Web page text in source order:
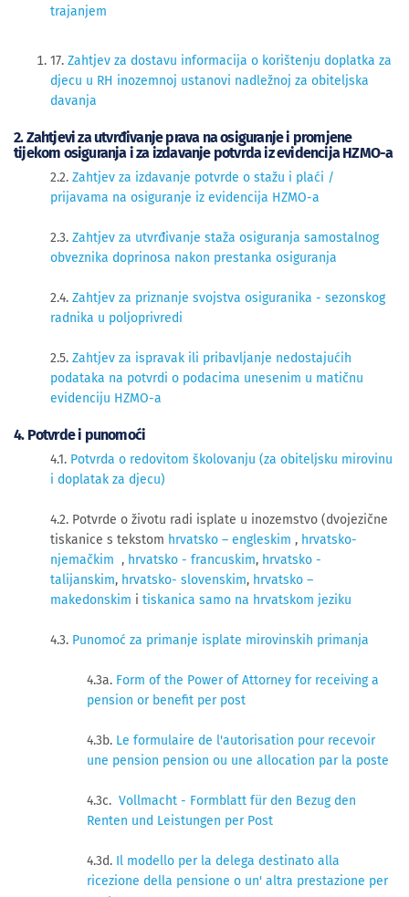
trajanjem
17. Zahtjev za dostavu informacija o korištenju doplatka za
djecu u RH inozemnoj ustanovi nadležnoj za obiteljska
davanja
2. Zahtjevi za utvrđivanje prava na osiguranje i promjene
tijekom osiguranja i za izdavanje potvrda iz evidencija HZMO-a
2​​.2. Zahtjev za izdavanje potvrde o stažu i plaći /
prijavama na osiguranje iz evidencija HZMO-a
2.3. Zahtjev za utvrđivanje staža osiguranja samostalnog
obveznika doprinosa nakon prestanka osiguranja
2.4. Zahtjev za priznanje svojstva osiguranika - sezonskog
radnika u poljoprivredi
2.5. Zahtjev za ispravak ili pribavljanje nedostajućih
podataka na potvrdi o podacima unesenim u matičnu
evidenciju HZMO-a
4. Potvrde i punomoći
4.1. Potvrda o redovitom školovanju (za obiteljsku mirovinu
i doplatak za djecu)
4.2. Potvrde o životu radi isplate u inozemstvo (dvojezične
tiskanice s tekstom hrvatsko – engleskim , hrvatsko-
njemačkim , hrvatsko - francuskim, hrvatsko -
talijanskim, hrvatsko- slovenskim, hrvatsko –
makedonskim i tiskanica samo na hrvatskom jeziku
4.3. Punomoć za primanje isplate mirovinskih primanja
4.3a. Form of the Power of Attorney for receiving a
pension or benefit per post
4.3b. Le formulaire de l'autorisation pour recevoir
une pension pension ou une allocation par la poste
4.3c. Vollmacht - Formblatt für den Bezug den
Renten und Leistungen per Post
4.3d. Il modello per la delega destinato alla
ricezione della pensione o un' altra prestazione per